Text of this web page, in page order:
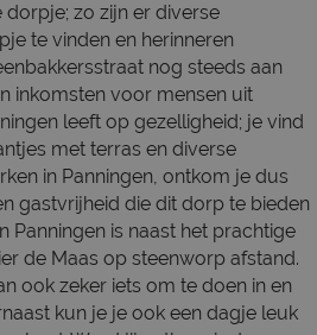
zo zijn er diverse
te vinden en herinneren
nog steeds aan
inkomsten voor mensen uit
leeft op gezelligheid; je vind
met terras en diverse
in Panningen, ontkom je dus
gastvrijheid die dit dorp te bieden
Panningen is naast het prachtige
de Maas op steenworp afstand.
ook zeker iets om te doen in en
kun je je ook een dagje leuk